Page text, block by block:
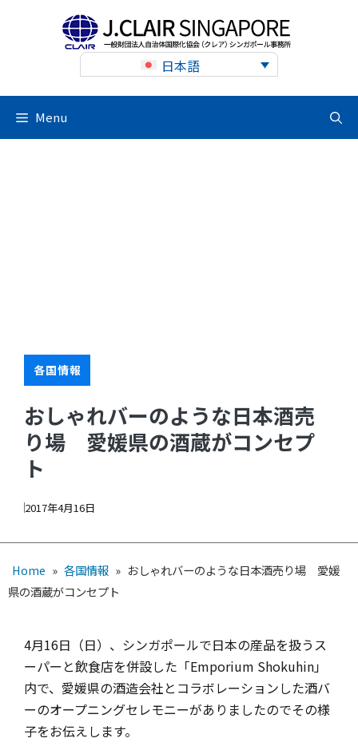
日本語
Menu
各国情報
おしゃれバーのような日本酒売
り場 愛媛県の酒蔵がコンセプ
ト
2017年4月16日
Home » 各国情報 » おしゃれバーのような日本酒売り場 愛媛
県の酒蔵がコンセプト
4月16日（日）、シンガポールで日本の産品を扱うス
ーパーと飲食店を併設した「Emporium Shokuhin」
内で、愛媛県の酒造会社とコラボレーションした酒バ
ーのオープニングセレモニーがありましたのでその様
子をお伝えします。